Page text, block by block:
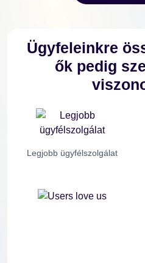
Ügyfeleinkre
ők pedig
Legjobb ügyfélszolgálat